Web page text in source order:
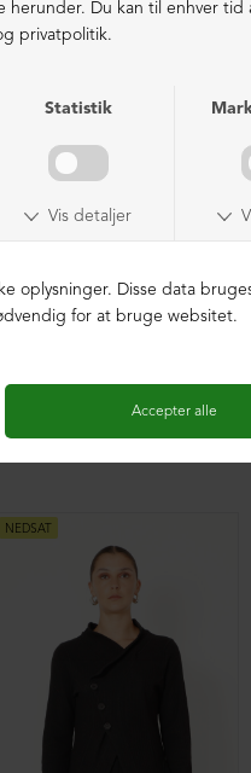
Cardigan i uld med knapper
DKK 2.499,00
NEDSAT